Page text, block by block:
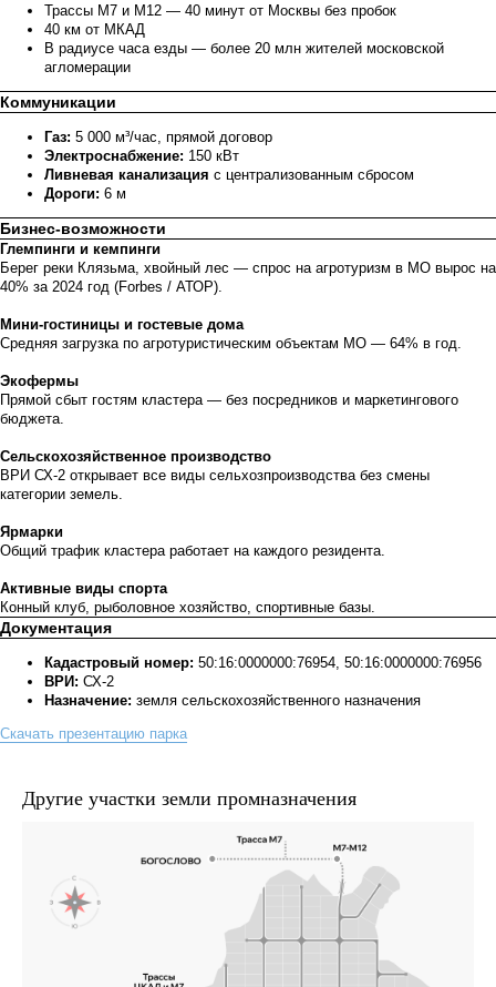
Трассы М7 и М12 — 40 минут от Москвы без пробок
40 км от МКАД
В радиусе часа езды — более 20 млн жителей московской
агломерации
Коммуникации
Газ: 5 000 м³/час, прямой договор
Электроснабжение: 150 кВт
Ливневая канализация с централизованным сбросом
Дороги: 6 м
Бизнес-возможности
Глемпинги и кемпинги
Берег реки Клязьма, хвойный лес — спрос на агротуризм в МО вырос на
40% за 2024 год (Forbes / АТОР).
Мини-гостиницы и гостевые дома
Средняя загрузка по агротуристическим объектам МО — 64% в год.
Экофермы
Прямой сбыт гостям кластера — без посредников и маркетингового
бюджета.
Сельскохозяйственное производство
ВРИ СХ-2 открывает все виды сельхозпроизводства без смены
категории земель.
Ярмарки
Общий трафик кластера работает на каждого резидента.
Активные виды спорта
Конный клуб, рыболовное хозяйство, спортивные базы.
Документация
Кадастровый номер: 50:16:0000000:76954, 50:16:0000000:76956
ВРИ: СХ-2
Назначение: земля сельскохозяйственного назначения
Скачать презентацию парка
Другие участки земли промназначения